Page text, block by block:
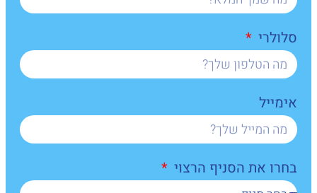
סלולרי
אימייל
בחרו את הסניף הרצוי